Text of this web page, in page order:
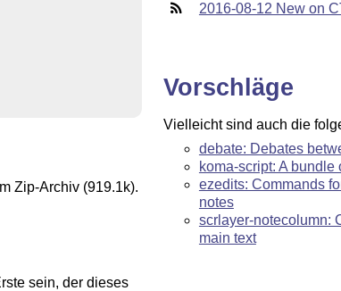
Zip-Archiv (919.1k).
sein, der dieses
2016-08-12 New on
Vorschläge
Vielleicht sind auch die
debate: Debates
koma-script: A
ezedits: Commands
notes
scrlayer-notecolumn:
main text